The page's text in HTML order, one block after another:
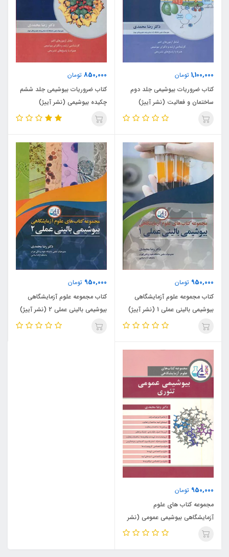
1,100,000 تومان
کتاب ضروریات بیوشیمی جلد دوم
ساختمان و فعالیت (نشر آییژ)
850,000 تومان
کتاب ضروریات بیوشیمی جلد ششم
چکیده بیوشیمی (نشر آییژ)
950,000 تومان
کتاب مجموعه علوم آزمایشگاهی
بیوشیمی بالینی عملی 1 (نشر آییژ)
950,000 تومان
کتاب مجموعه علوم آزمایشگاهی
بیوشیمی بالینی عملی 2 (نشر آییژ)
950,000 تومان
مجموعه کتاب های علوم
آزمایشگاهی بیوشیمی عمومی (نشر
آییژ)